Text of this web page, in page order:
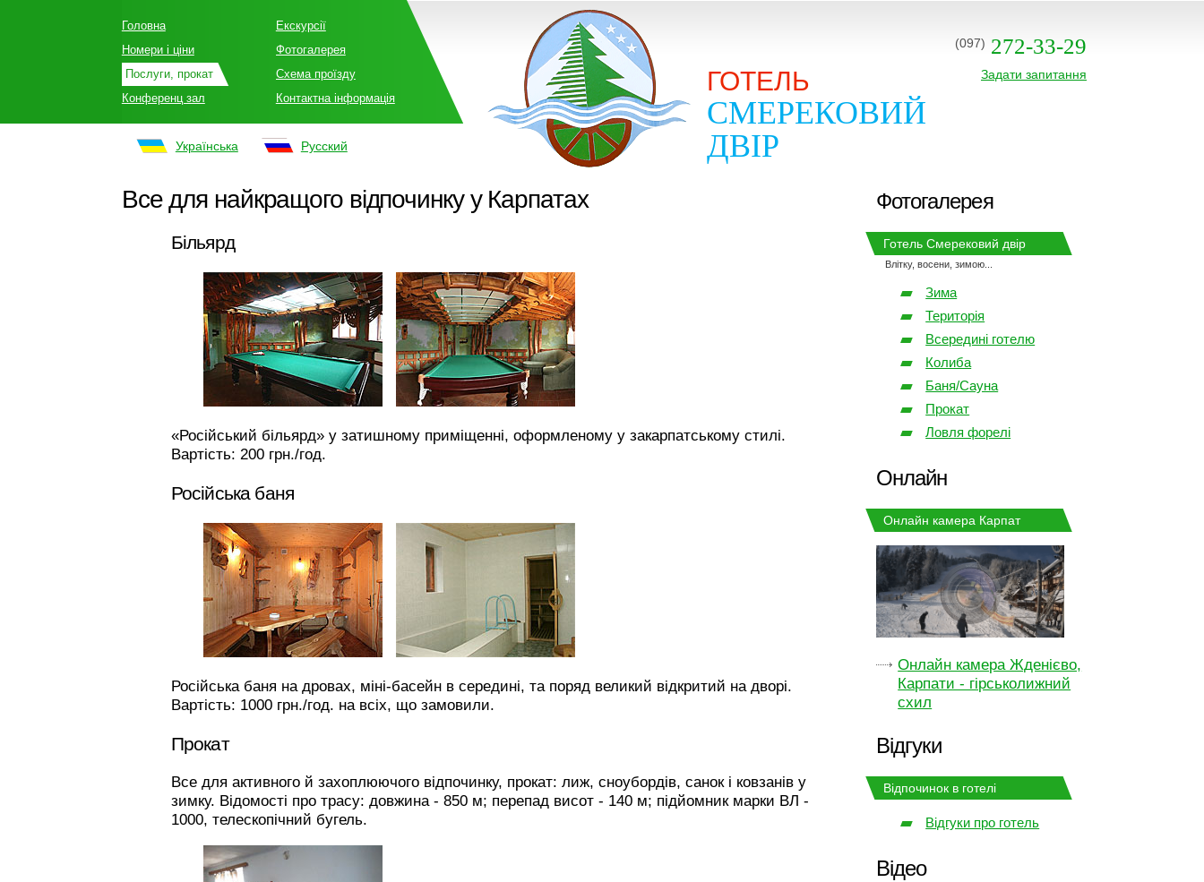
ГОТЕЛЬ
СМЕРЕКОВИЙ
ДВІР
(097) 272-33-29
Задати запитання
Головна
Екскурсії
Номери і ціни
Фотогалерея
Послуги, прокат
Схема проїзду
Конференц зал
Контактна інформація
Українська Русский
Все для найкращого відпочинку у Карпатах
Більярд
«Російський більярд» у затишному приміщенні, оформленому у закарпатському стилі.
Вартість: 200 грн./год.
Російська баня
Російська баня на дровах, міні-басейн в середині, та поряд великий відкритий на дворі.
Вартість: 1000 грн./год. на всіх, що замовили.
Прокат
Все для активного й захоплюючого відпочинку, прокат: лиж, сноубордів, санок і ковзанів у
зимку. Відомості про трасу: довжина - 850 м; перепад висот - 140 м; підйомник марки ВЛ -
1000, телескопічний бугель.
Фотогалерея
Готель Смерековий двір
Влітку, восени, зимою...
Зима
Територія
Всередині готелю
Колиба
Баня/Сауна
Прокат
Ловля форелі
Онлайн
Онлайн камера Карпат
Онлайн камера Жденієво,
Карпати - гірськолижний
схил
Відгуки
Відпочинок в готелі
Відгуки про готель
Відео